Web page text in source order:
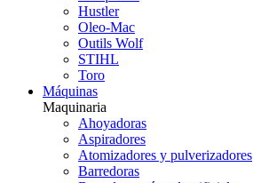
Hustler
Oleo-Mac
Outils Wolf
STIHL
Toro
Máquinas
Maquinaria
Ahoyadoras
Aspiradores
Atomizadores y pulverizadores
Barredoras